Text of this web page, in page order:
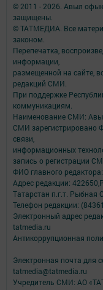
© 2011 - 2026. Авыл
защищены.
© ТАТМЕДИА. Все
законом.
Перепечатка,
информации,
размещенной на сайте,
редакций СМИ.
При поддержке
коммуникациям.
Наименование СМИ:
СМИ зарегистрировано
связи,
информационных
запись о регистрации
ФИО главного
Адрес редакции:
Татарстан п.г.т. Рыбная
Телефон редакции:
Электронный адрес
tatmedia.ru
Антикоррупционная
Электронная почта для
tatmedia@tatmedia.ru
Учредитель СМИ: АО